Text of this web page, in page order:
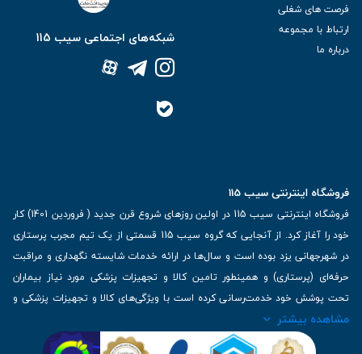
فرصت های شغلی
ارتباط با مجموعه
درباره ما
شبکه‌های اجتماعی سیب 115
فروشگاه اینترنتی سیب 115
فروشگاه اینترنتی سیب 115 در اولین روزهای شروع قرن جدید ( فروردین 1401) کار
خود را آغاز کرد. از آنجایی که گروه سیب 115 قسمتی از یک تیم مجرب پرستاری
در شهرجهانی یزد بوده است و سال‌ها در ارائه خدمات شایسته نگهداری و مراقبت
حرفه‌ای (پرستاری) و همینطور تامین کالا و تجهیزات پزشکی مورد نیاز بیماران
تحت پوشش خود خدمت‌رسانی کرده است با ویژگی‌های کالا و تجهیزات پزشکی و
برترین برندهای موجود در بازار اطلاعات بسیار ارزشمندی را دارا می‌باشد
مشاهده بیشتر